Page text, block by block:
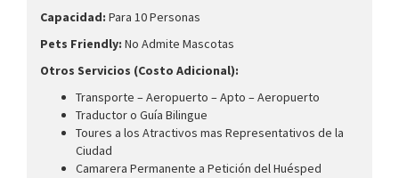
Capacidad: Para 10 Personas
Pets Friendly: No Admite Mascotas
Otros Servicios (Costo Adicional):
Transporte – Aeropuerto – Apto – Aeropuerto
Traductor o Guía Bilingue
Toures a los Atractivos mas Representativos de la
Ciudad
Camarera Permanente a Petición del Huésped